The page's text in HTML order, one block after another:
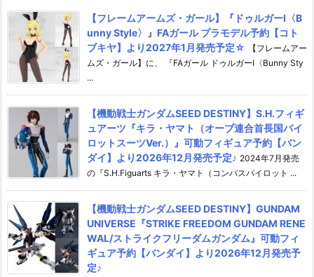
【フレームアームズ・ガール】『ドゥルガーI〈B
unny Style〉』FAガール プラモデル予約【コト
ブキヤ】より2027年1月発売予定☆
【フレームアー
ムズ・ガール】に、 『FAガール ドゥルガーI〈Bunny Sty
...
【機動戦士ガンダムSEED DESTINY】S.H.フィギ
ュアーツ『キラ・ヤマト（オーブ連合首長国パイ
ロットスーツVer.）』可動フィギュア予約【バン
ダイ】より2026年12月発売予定♪ 2024年7月発売
の『S.H.Figuarts キラ・ヤマト（コンパスパイロット ...
【機動戦士ガンダムSEED DESTINY】GUNDAM
UNIVERSE『STRIKE FREEDOM GUNDAM RENE
WAL/ストライクフリーダムガンダム』可動フィ
ギュア予約【バンダイ】より2026年12月発売予
定♪